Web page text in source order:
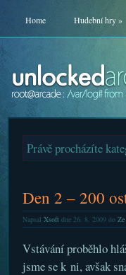
Home Hudební hry»
Právě procházíte
Den 2 – 200
Napsal Xsoftdne 26. 8. 2009 do Ze
Vstávání proběhlo
jsme se k ni, avšak